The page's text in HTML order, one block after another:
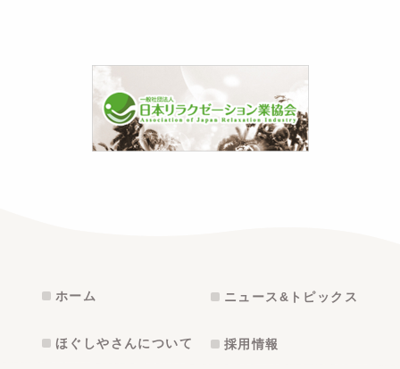
ホーム
ほぐしやさんについて
ニュース&トピックス
採用情報